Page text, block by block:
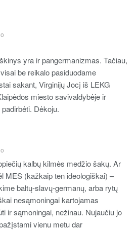
yra ir pangermanizmas. Tačiau,
be reikalo pasiduodame
sakant, Virginijų Jocį iš LEKG
miesto savivaldybėje ir
Dėkoju.
kalbų kilmės medžio šakų. Ar
MES (kažkaip ten ideologiškai) –
baltų-slavų-germanų, arba rytų
nesąmoningai kartojamas
ir sąmoningai, nežinau. Nujaučiu jo
vienu metu dar